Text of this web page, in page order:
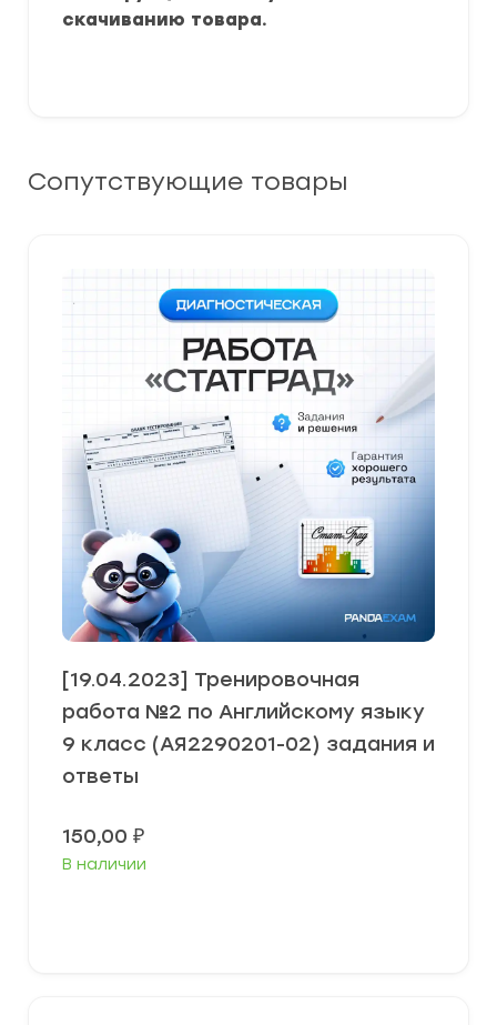
скачиванию товара.
Сопутствующие товары
[19.04.2023] Тренировочная
работа №2 по Английскому языку
9 класс (АЯ2290201-02) задания и
ответы
150,00 ₽
В наличии